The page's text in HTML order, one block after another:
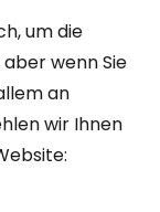
um die
wenn Sie
an
wir Ihnen